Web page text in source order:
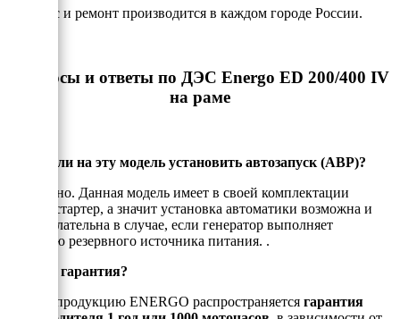
- Сервис и ремонт производится в каждом городе России.
Вопросы и ответы по ДЭС Energo ED 200/400 IV
на раме
Можно ли на эту модель установить автозапуск (АВР)?
Да, можно. Данная модель имеет в своей комплектации
электростартер, а значит установка автоматики возможна и
даже желательна в случае, если генератор выполняет
функцию резервного источника питания. .
Есть ли гарантия?
На всю продукцию ENERGO распространяется гарантия